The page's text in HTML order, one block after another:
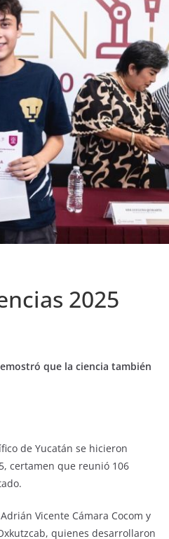
2025
que la ciencia también
de Yucatán se hicieron
certamen que reunió 106
Vicente Cámara Cocom y
quienes desarrollaron